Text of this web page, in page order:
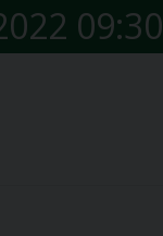
09:30